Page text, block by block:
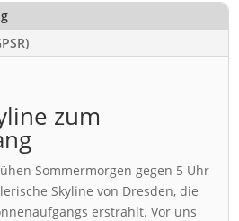
zum
Sommermorgen gegen 5 Uhr
Skyline von Dresden, die
erstrahlt. Vor uns